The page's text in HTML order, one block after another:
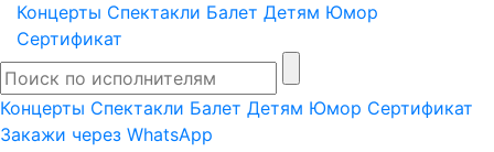
Концерты Спектакли Балет Детям Юмор
Сертификат
Концерты Спектакли Балет Детям Юмор Сертификат
Закажи через WhatsApp